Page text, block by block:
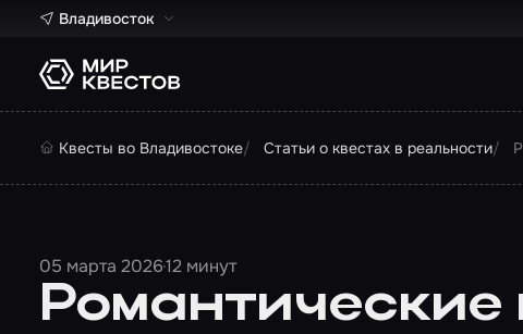
Владивосток
Квесты во Владивостоке Статьи о квестах в реальности
05 марта 202612 минут
Романтические